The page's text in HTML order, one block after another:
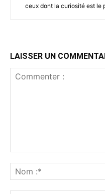
ceux dont la curiosité est le
LAISSER UN